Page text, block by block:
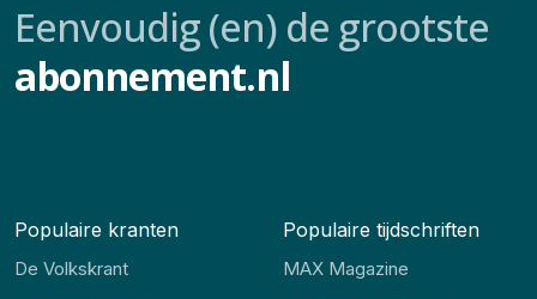
Eenvoudig (en) de grootste
abonnement.nl
Populaire kranten
De Volkskrant
Populaire tijdschriften
MAX Magazine